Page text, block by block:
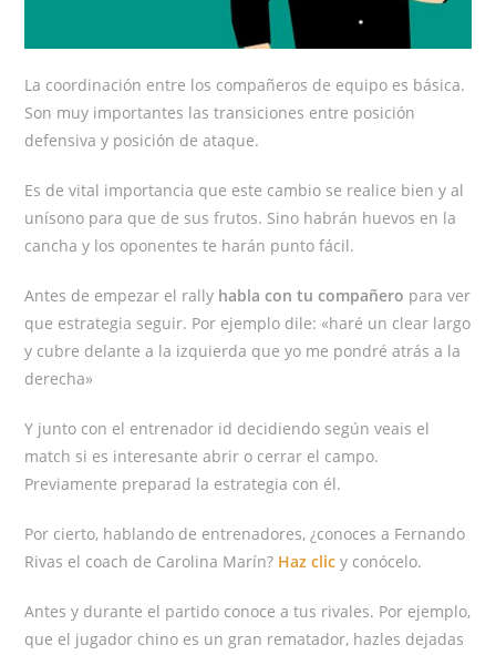
La coordinación entre los compañeros de equipo es básica.
Son muy importantes las transiciones entre posición
defensiva y posición de ataque.
Es de vital importancia que este cambio se realice bien y al
unísono para que de sus frutos. Sino habrán huevos en la
cancha y los oponentes te harán punto fácil.
Antes de empezar el rally habla con tu compañero para ver
que estrategia seguir. Por ejemplo dile: «haré un clear largo
y cubre delante a la izquierda que yo me pondré atrás a la
derecha»
Y junto con el entrenador id decidiendo según veais el
match si es interesante abrir o cerrar el campo.
Previamente preparad la estrategia con él.
Por cierto, hablando de entrenadores, ¿conoces a Fernando
Rivas el coach de Carolina Marín? Haz clic y conócelo.
Antes y durante el partido conoce a tus rivales. Por ejemplo,
que el jugador chino es un gran rematador, hazles dejadas